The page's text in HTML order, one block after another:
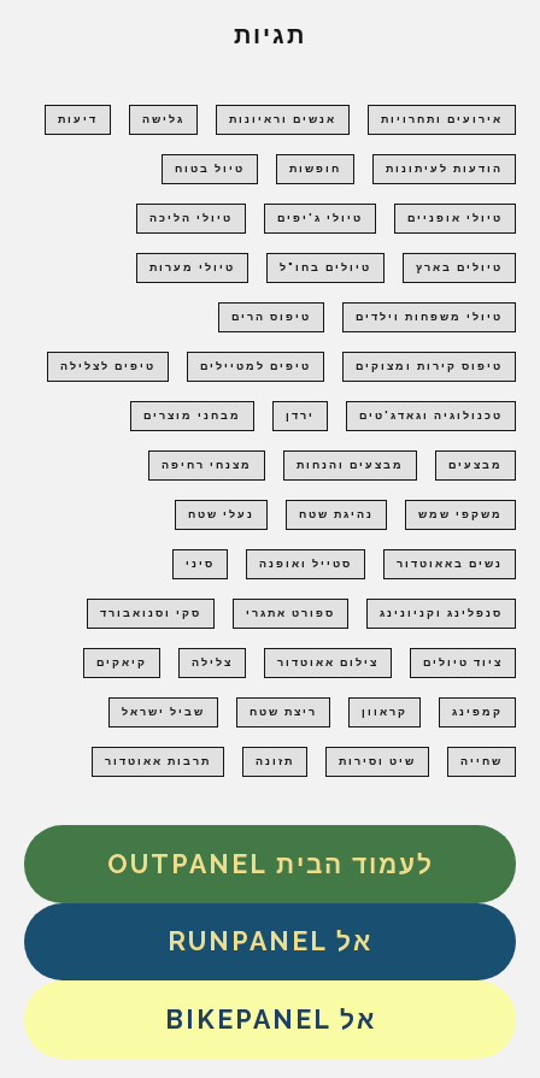
תגיות
אירועים ותחרויות אנשים וראיונות גלישה דיעות
הודעות לעיתונות חופשות טיול בטוח
טיולי אופניים טיולי ג'יפים טיולי הליכה
טיולים בארץ טיולים בחו"ל טיולי מערות
טיולי משפחות וילדים טיפוס הרים
טיפוס קירות ומצוקים טיפים למטיילים טיפים לצלילה
טכנולוגיה וגאדג'טים ירדן מבחני מוצרים
מבצעים מבצעים והנחות מצנחי רחיפה
משקפי שמש נהיגת שטח נעלי שטח
נשים באאוטדור סטייל ואופנה סיני
סנפלינג וקניונינג ספורט אתגרי סקי וסנואבורד
ציוד טיולים צילום אאוטדור צלילה קיאקים
קמפינג קראוון ריצת שטח שביל ישראל
שחייה שיט וסירות תזונה תרבות אאוטדור
לעמוד הבית OUTPANEL
אל RUNPANEL
אל BIKEPANEL